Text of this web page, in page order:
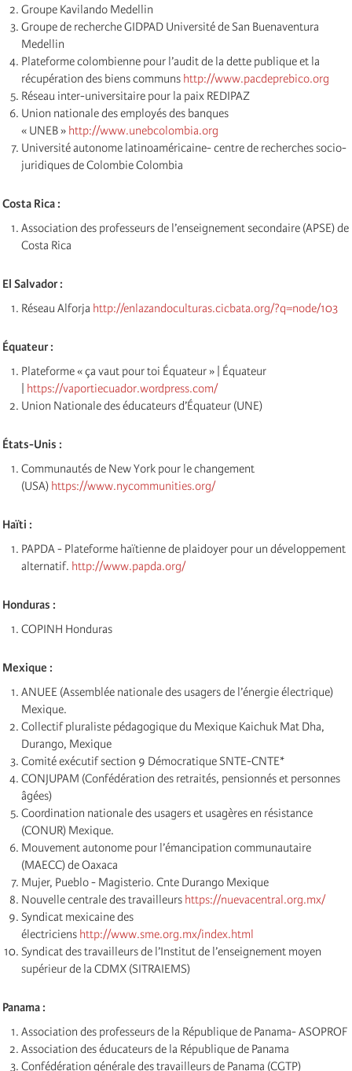
Groupe Kavilando Medellin
Groupe de recherche GIDPAD Université de San Buenaventura
Medellin
Plateforme colombienne pour l’audit de la dette publique et la
récupération des biens communs http://www.pacdeprebico.org
Réseau inter-universitaire pour la paix REDIPAZ
Union nationale des employés des banques
« UNEB » http://www.unebcolombia.org
Université autonome latinoaméricaine- centre de recherches socio-
juridiques de Colombie Colombia
Costa Rica :
Association des professeurs de l’enseignement secondaire (APSE) de
Costa Rica
El Salvador :
Réseau Alforja http://enlazandoculturas.cicbata.org/?q=node/103
Équateur :
Plateforme « ça vaut pour toi Équateur » | Équateur
https://vaportiecuador.wordpress.com/
Union Nationale des éducateurs d’Équateur (UNE)
États-Unis :
Communautés de New York pour le changement
(USA) https://www.nycommunities.org/
Haïti :
PAPDA - Plateforme haïtienne de plaidoyer pour un développement
alternatif. http://www.papda.org/
Honduras :
COPINH Honduras
Mexique :
ANUEE (Assemblée nationale des usagers de l’énergie électrique)
Mexique.
Collectif pluraliste pédagogique du Mexique Kaichuk Mat Dha,
Durango, Mexique
Comité exécutif section 9 Démocratique SNTE-CNTE*
CONJUPAM (Confédération des retraités, pensionnés et personnes
âgées)
Coordination nationale des usagers et usagères en résistance
(CONUR) Mexique.
Mouvement autonome pour l’émancipation communautaire
(MAECC) de Oaxaca
Mujer, Pueblo - Magisterio. Cnte Durango Mexique
Nouvelle centrale des travailleurs https://nuevacentral.org.mx/
Syndicat mexicaine des
électriciens http://www.sme.org.mx/index.html
Syndicat des travailleurs de l’Institut de l’enseignement moyen
supérieur de la CDMX (SITRAIEMS)
Panama :
Association des professeurs de la République de Panama- ASOPROF
Association des éducateurs de la République de Panama
Confédération générale des travailleurs de Panama (CGTP)